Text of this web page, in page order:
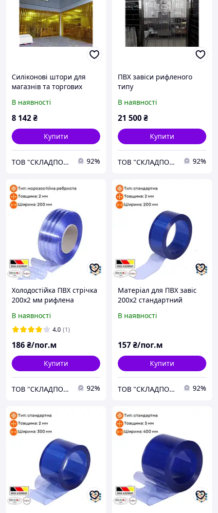
Силіконові штори для
магазнів та торгових
В наявності
8 142₴
Купити
ТОВ "СКЛАДПОСТАЧСЕРВІС" 92%
ПВХ завіси рифленого
типу
В наявності
21 500₴
Купити
ТОВ "СКЛАДПОСТАЧСЕРВІС" 92%
Холодостійка ПВХ стрічка
200х2 мм рифлена
В наявності
4.0 (1)
186₴/пог.м
Купити
ТОВ "СКЛАДПОСТАЧСЕРВІС" 92%
Матеріал для ПВХ завіс
200х2 стандартний
В наявності
157₴/пог.м
Купити
ТОВ "СКЛАДПОСТАЧСЕРВІС" 92%